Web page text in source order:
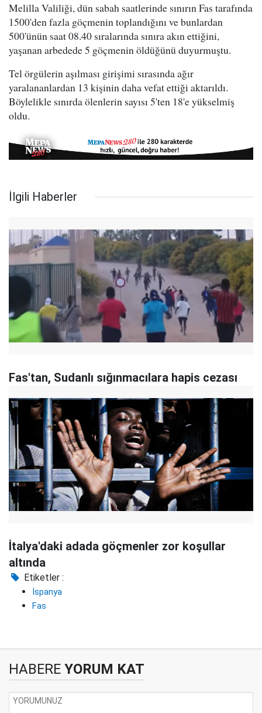
Melilla Valiliği, dün sabah saatlerinde sınırın Fas tarafında
1500'den fazla göçmenin toplandığını ve bunlardan
500'ünün saat 08.40 sıralarında sınıra akın ettiğini,
yaşanan arbedede 5 göçmenin öldüğünü duyurmuştu.
Tel örgülerin aşılması girişimi sırasında ağır
yaralananlardan 13 kişinin daha vefat ettiği aktarıldı.
Böylelikle sınırda ölenlerin sayısı 5'ten 18'e yükselmiş
oldu.
İlgili Haberler
Fas'tan, Sudanlı sığınmacılara hapis cezası
İtalya'daki adada göçmenler zor koşullar
altında
Etiketler :
İspanya
Fas
HABERE YORUM KAT